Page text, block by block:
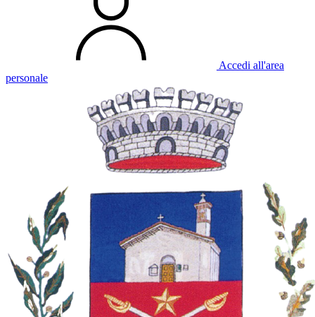
Accedi all'area
personale